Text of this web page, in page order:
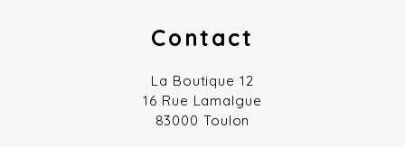
Contact
La Boutique 12
16 Rue Lamalgue
83000 Toulon